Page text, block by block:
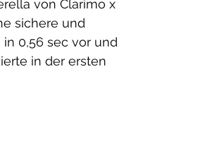
von Clarimo x
sichere und
0,56 sec vor und
in der ersten